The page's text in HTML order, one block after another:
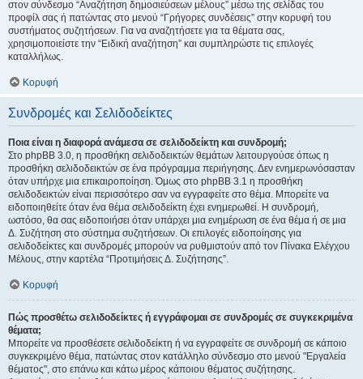
στον σύνδεσμο “Αναζήτηση δημοσιεύσεων μέλους” μέσω της σελίδας του
προφίλ σας ή πατώντας στο μενού “Γρήγορες συνδέσεις” στην κορυφή του
συστήματος συζητήσεων. Για να αναζητήσετε για τα θέματα σας,
χρησιμοποιείστε την “Ειδική αναζήτηση” και συμπληρώστε τις επιλογές
καταλλήλως.
Κορυφή
Συνδρομές και Σελιδοδείκτες
Ποια είναι η διαφορά ανάμεσα σε σελιδοδείκτη και συνδρομή;
Στο phpBB 3.0, η προσθήκη σελιδοδεικτών θεμάτων λειτουργούσε όπως η
προσθήκη σελιδοδεικτών σε ένα πρόγραμμα περιήγησης. Δεν ενημερωνόσασταν
όταν υπήρχε μια επικαιροποίηση. Όμως στο phpBB 3.1 η προσθήκη
σελιδοδεικτών είναι περισσότερο σαν να εγγραφείτε στο θέμα. Μπορείτε να
ειδοποιηθείτε όταν ένα θέμα σελιδοδείκτη έχει ενημερωθεί. Η συνδρομή,
ωστόσο, θα σας ειδοποιήσει όταν υπάρχει μια ενημέρωση σε ένα θέμα ή σε μια
Δ. Συζήτηση στο σύστημα συζητήσεων. Οι επιλογές ειδοποίησης για
σελιδοδείκτες και συνδρομές μπορούν να ρυθμιστούν από τον Πίνακα Ελέγχου
Μέλους, στην καρτέλα “Προτιμήσεις Δ. Συζήτησης”.
Κορυφή
Πώς προσθέτω σελιδοδείκτες ή εγγράφομαι σε συνδρομές σε συγκεκριμένα
θέματα;
Μπορείτε να προσθέσετε σελιδοδείκτη ή να εγγραφείτε σε συνδρομή σε κάποιο
συγκεκριμένο θέμα, πατώντας στον κατάλληλο σύνδεσμο στο μενού "Εργαλεία
θέματος", στο επάνω και κάτω μέρος κάποιου θέματος συζήτησης.